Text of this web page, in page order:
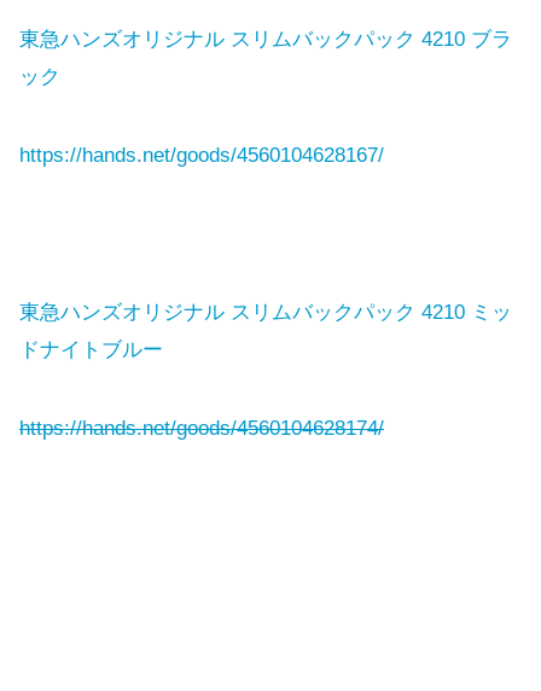
東急ハンズオリジナル スリムバックパック 4210 ブラ
ック
https://hands.net/goods/4560104628167/
東急ハンズオリジナル スリムバックパック 4210 ミッ
ドナイトブルー
https://hands.net/goods/4560104628174/